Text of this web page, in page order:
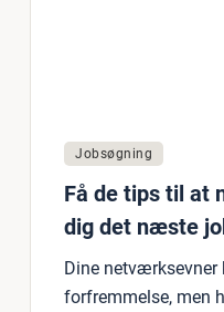
Jobsøgning
Få de tips til at
dig det næste
Dine
forfremmelse, men